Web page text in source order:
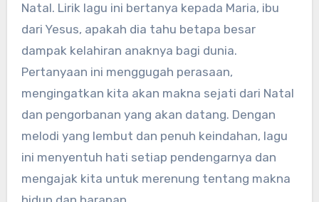
Natal. Lirik lagu ini bertanya kepada Maria, ibu
dari Yesus, apakah dia tahu betapa besar
dampak kelahiran anaknya bagi dunia.
Pertanyaan ini menggugah perasaan,
mengingatkan kita akan makna sejati dari Natal
dan pengorbanan yang akan datang. Dengan
melodi yang lembut dan penuh keindahan, lagu
ini menyentuh hati setiap pendengarnya dan
mengajak kita untuk merenung tentang makna